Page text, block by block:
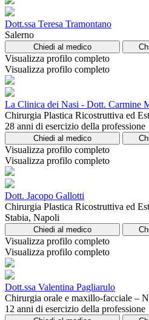
Dott.ssa Teresa Tramontano
Salerno
Chiedi al medico
Visualizza profilo completo
Visualizza profilo completo
La Clinica dei Nasi - Dott. Carmine
Chirurgia Plastica Ricostruttiva ed
28 anni di esercizio della professione
Chiedi al medico
Visualizza profilo completo
Visualizza profilo completo
Dott. Jacopo Gallotti
Chirurgia Plastica Ricostruttiva ed
Stabia, Napoli
Chiedi al medico
Visualizza profilo completo
Visualizza profilo completo
Dott.ssa Valentina Pagliarulo
Chirurgia orale e maxillo-facciale –
12 anni di esercizio della professione